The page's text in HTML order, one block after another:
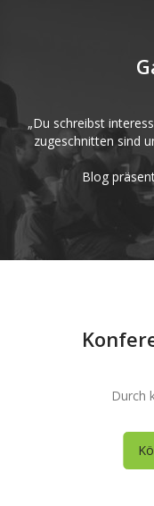
„Du schreibst
zugeschnitten sind
Blog
Durch